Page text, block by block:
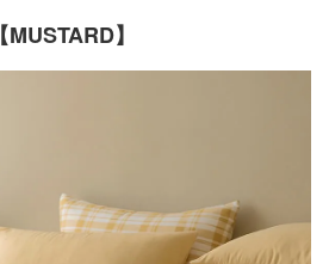
【MUSTARD】